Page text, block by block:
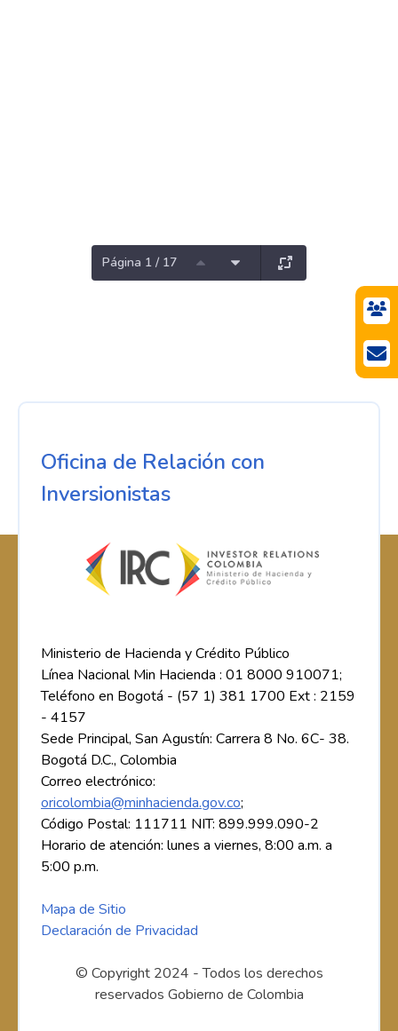
Página 1 / 17
Oficina de Relación con
Inversionistas
Ministerio de Hacienda y Crédito Público
Línea Nacional Min Hacienda : 01 8000 910071;
Teléfono en Bogotá - (57 1) 381 1700 Ext : 2159
- 4157
Sede Principal, San Agustín: Carrera 8 No. 6C- 38.
Bogotá D.C., Colombia
Correo electrónico:
oricolombia@minhacienda.gov.co;
Código Postal: 111711 NIT: 899.999.090-2
Horario de atención: lunes a viernes, 8:00 a.m. a
5:00 p.m.
Mapa de Sitio
Declaración de Privacidad
© Copyright 2024 - Todos los derechos
reservados Gobierno de Colombia